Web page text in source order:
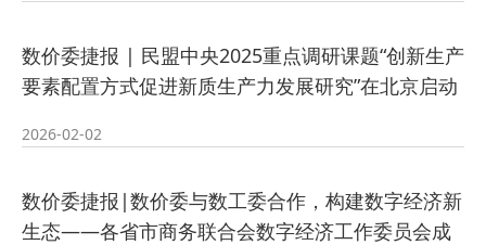
数价委捷报 | 民盟中央2025重点调研课题“创新生产
要素配置方式促进新质生产力发展研究”在北京启动
2026-02-02
数价委捷报|数价委与数工委合作，构建数字经济新
生态——各省市商务联合会数字经济工作委员会成